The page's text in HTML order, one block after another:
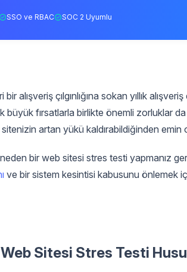
SSO ve RBAC SOC 2 Uyumlu
çılgınlığına sokan yıllık alışveriş
büyük fırsatlarla birlikte önemli zorluklar
artan yükü kaldırabildiğinden emin
bir web sitesi stres testi yapmanız
ve bir sistem kesintisi kabusunu önlemek
Sitesi Stres Testi